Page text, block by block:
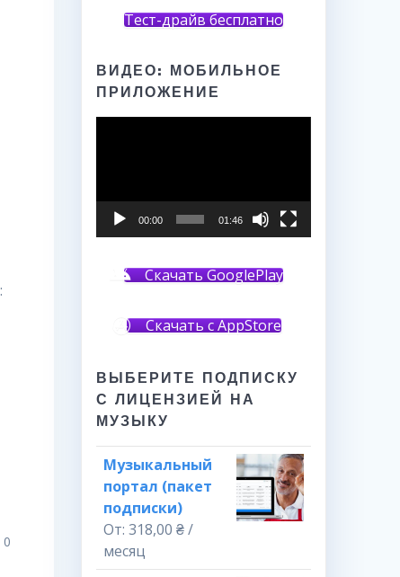
0
Тест-драйв бесплатно
ВИДЕО: МОБИЛЬНОЕ
ПРИЛОЖЕНИЕ
00:00 01:46
Скачать GooglePlay
Скачать с AppStore
ВЫБЕРИТЕ ПОДПИСКУ
С ЛИЦЕНЗИЕЙ НА
МУЗЫКУ
Музыкальный
портал (пакет
подписки)
От:318,00₴/
месяц